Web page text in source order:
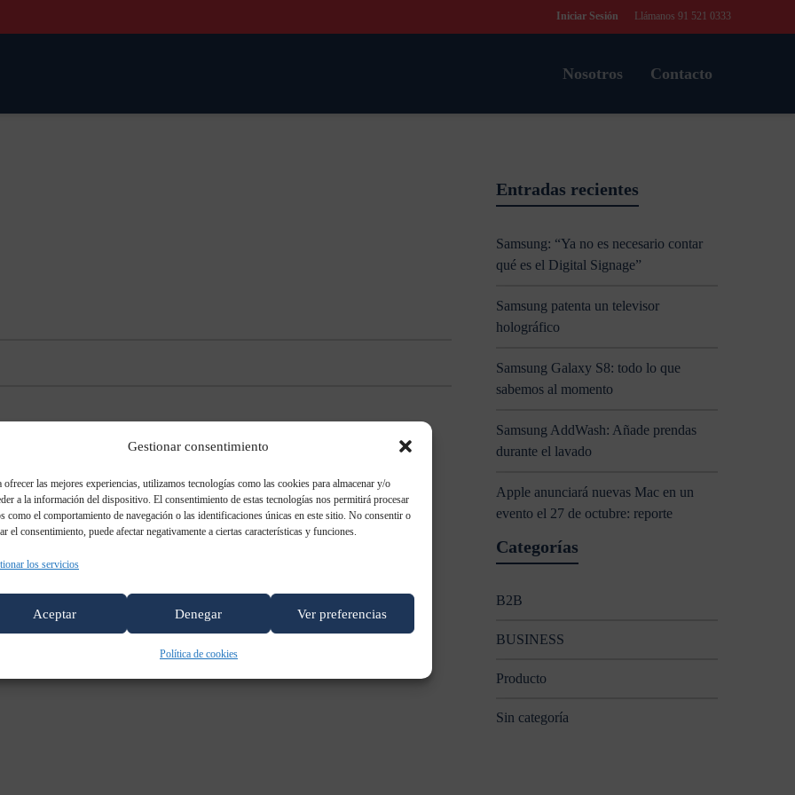
Gestionar consentimiento
ofrecer las mejores experiencias, utilizamos tecnologías como las cookies para almacenar y/o
a la información del dispositivo. El consentimiento de estas tecnologías nos permitirá procesar
como el comportamiento de navegación o las identificaciones únicas en este sitio. No consentir o
el consentimiento, puede afectar negativamente a ciertas características y funciones.
los servicios
Aceptar Denegar Ver preferencias
Política de cookies
Iniciar Sesión Llámanos 91 521 0333
Nosotros Contacto
Entradas recientes
Samsung: “Ya no es necesario contar
qué es el Digital Signage”
Samsung patenta un televisor
holográfico
Samsung Galaxy S8: todo lo que
sabemos al momento
Samsung AddWash: Añade prendas
durante el lavado
Apple anunciará nuevas Mac en un
evento el 27 de octubre: reporte
Categorías
B2B
BUSINESS
Producto
Sin categoría